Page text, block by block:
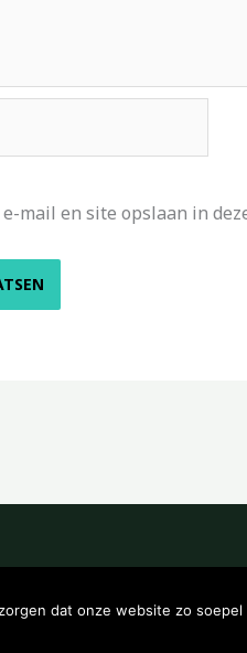
mail en site opslaan in
dat onze website zo